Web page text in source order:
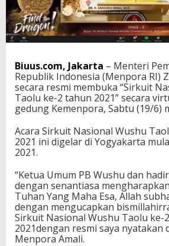
i
R
e
s
B
u
k
a
S
r
k
t
N
a
s
i
o
Biuus.com, Jakarta – Menteri
Republik Indonesia (Menpora RI)
secara resmi membuka “Sirkuit
Taolu ke-2 tahun 2021” secara
gedung Kemenpora, Sabtu (19/6)
Acara Sirkuit Nasional Wushu
2021 ini digelar di Yogyakarta
2021.
“Ketua Umum PB Wushu dan
dengan senantiasa
Tuhan Yang Maha Esa, Allah
dengan mengucapkan
Sirkuit Nasional Wushu Taolu ke-
2021dengan resmi saya nyatakan
Menpora Amali.